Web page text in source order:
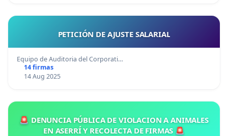
PETICIÓN DE AJUSTE SALARIAL
Equipo de Auditoria del Corporati…
14 firmas
14 Aug 2025
🚨 DENUNCIA PÚBLICA DE VIOLACION A ANIMALES
EN ASERRÍ Y RECOLECTA DE FIRMAS 🚨